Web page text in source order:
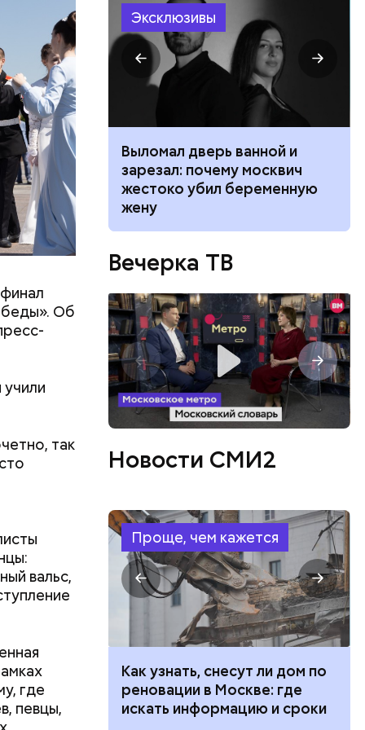
Об
так
вальс,
где
певцы,
поэт
и
улицы
и
Эксклюзивы
в
Выломал дверь ванной и
зарезал: почему москвич
жестоко убил беременную
жену
Вечерка ТВ
Новости СМИ2
Проще, чем кажется
тысяч
при
кто может
Как узнать, снесут ли дом по
реновации в Москве: где
искать информацию и сроки